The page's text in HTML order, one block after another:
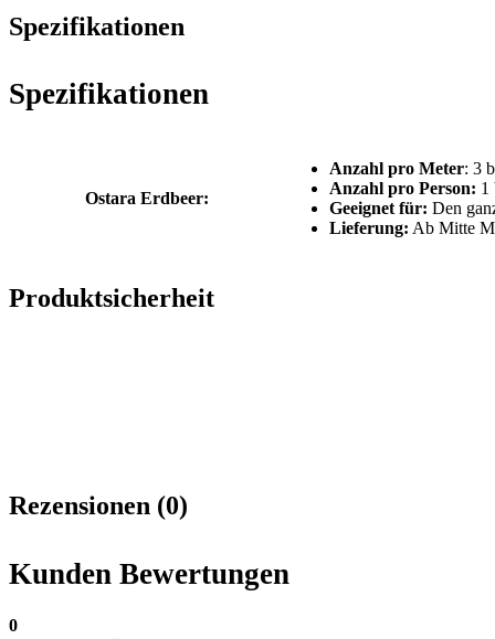
Spezifikationen
Spezifikationen
Ostara Erdbeer:
Anzahl pro Meter: 3
Anzahl pro Person: 1
Geeignet für: Den
Lieferung: Ab Mitte
Produktsicherheit
Rezensionen (0)
Kunden Bewertungen
0